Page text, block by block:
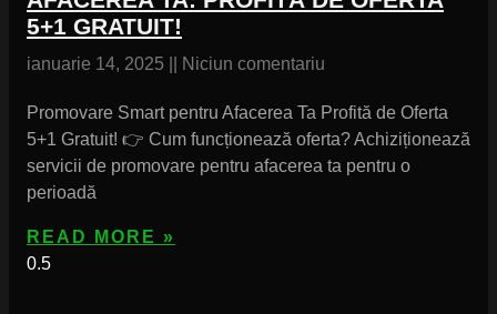
5+1 GRATUIT!
ianuarie 14, 2025 Niciun comentariu
Promovare Smart pentru Afacerea Ta Profită de Oferta
5+1 Gratuit! 👉 Cum funcționează oferta? Achiziționează
servicii de promovare pentru afacerea ta pentru o
perioadă
READ MORE »